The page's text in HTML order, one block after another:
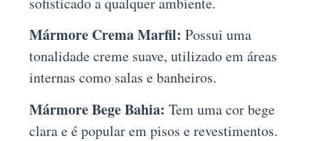
Mármore Crema Marfil: Possui uma
tonalidade creme suave, utilizado em áreas
internas como salas e banheiros.
Mármore Bege Bahia: Tem uma cor bege
clara e é popular em pisos e revestimentos.